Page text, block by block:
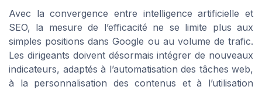
Avec la convergence entre intelligence artificielle et
SEO, la mesure de l’efficacité ne se limite plus aux
simples positions dans Google ou au volume de trafic.
Les dirigeants doivent désormais intégrer de nouveaux
indicateurs, adaptés à l’automatisation des tâches web,
à la personnalisation des contenus et à l’utilisation